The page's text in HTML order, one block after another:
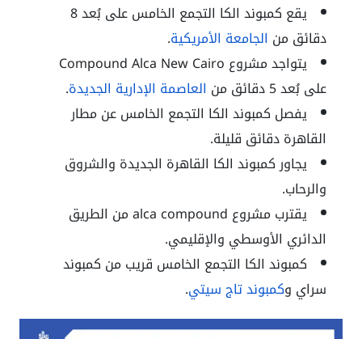
يقع كمبوند الكا التجمع الخامس على بُعد 8
دقائق من الجامعة الأمريكية.
يتواجد مشروع Compound Alca New Cairo
على بُعد 5 دقائق من
العاصمة الإدارية الجديدة.
يفصل كمبوند الكا التجمع الخامس عن مطار
القاهرة دقائق قليلة.
يجاور كمبوند الكا القاهرة الجديدة والشروق
والرحاب.
يقترب مشروع alca compound من الطريق
الدائري الأوسطي والإقليمي.
كمبوند الكا التجمع الخامس قريب من كمبوند
سراي وكمبوند تاج سيتي.